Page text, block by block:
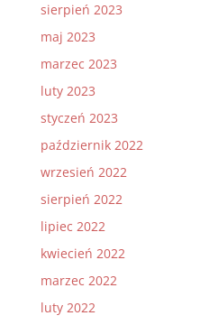
sierpień 2023
maj 2023
marzec 2023
luty 2023
styczeń 2023
październik 2022
wrzesień 2022
sierpień 2022
lipiec 2022
kwiecień 2022
marzec 2022
luty 2022